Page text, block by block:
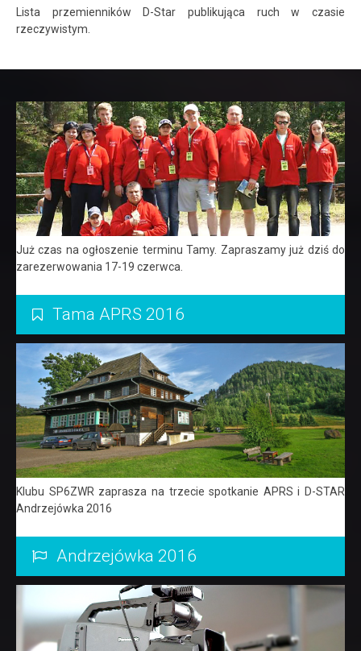
Lista przemienników D-Star publikująca ruch w czasie
rzeczywistym.
Już czas na ogłoszenie terminu Tamy. Zapraszamy już dziś do
zarezerwowania 17-19 czerwca.
Tama APRS 2016
Klubu SP6ZWR zaprasza na trzecie spotkanie APRS i D-STAR
Andrzejówka 2016
Andrzejówka 2016